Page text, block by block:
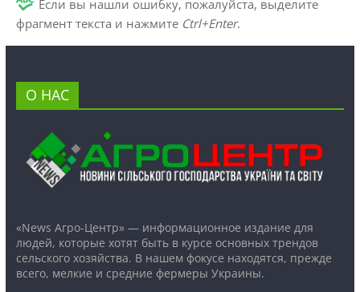
Если вы нашли ошибку, пожалуйста, выделите
фрагмент текста и нажмите Ctrl+Enter.
О НАС
«News Агро-Центр» — информационное издание для
людей, которые хотят быть в курсе основных трендов
сельского хозяйства. В нашем фокусе находятся, прежде
всего, мелкие и средние фермеры Украины.